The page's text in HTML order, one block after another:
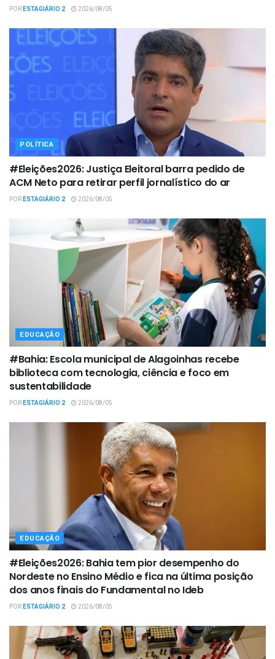
PORESTAGIÁRIO 2 2026/08/05
POLÍTICA
#Eleições2026: Justiça Eleitoral barra pedido de
ACM Neto para retirar perfil jornalístico do ar
PORESTAGIÁRIO 2 2026/08/05
EDUCAÇÃO
#Bahia: Escola municipal de Alagoinhas recebe
biblioteca com tecnologia, ciência e foco em
sustentabilidade
PORESTAGIÁRIO 2 2026/08/05
EDUCAÇÃO
#Eleições2026: Bahia tem pior desempenho do
Nordeste no Ensino Médio e fica na última posição
dos anos finais do Fundamental no Ideb
PORESTAGIÁRIO 2 2026/08/05